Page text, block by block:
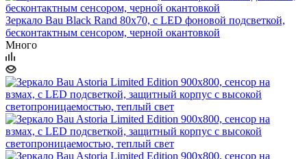
Зеркало Bau Black Rand 80х70, с LED фоновой подсветкой,
бесконтактным сенсором, черной окантовкой
Много